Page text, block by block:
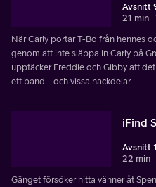
Avsnitt
21 min
När Carly portar T-Bo från hennes
genom att inte släppa in Carly på
upptäcker Freddie och Gibby att
ett band... och vissa nackdelar.
iFind
Avsnitt
22 min
Gänget försöker hitta vänner åt